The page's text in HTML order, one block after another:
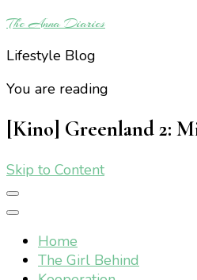
The Anna Diaries
Lifestyle Blog
You are reading
[Kino] Greenland 2:
Skip to Content
Home
The Girl Behind